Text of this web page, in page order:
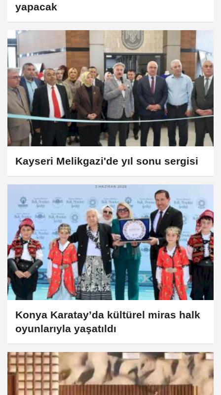
yapacak
Kayseri Melikgazi'de yıl sonu sergisi
Konya Karatay’da kültürel miras halk
oyunlarıyla yaşatıldı